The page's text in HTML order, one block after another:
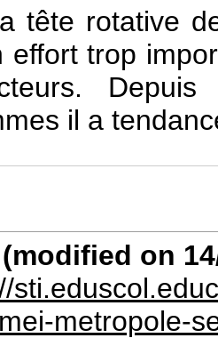
tête rotative
effort trop
il a
on
metropole-